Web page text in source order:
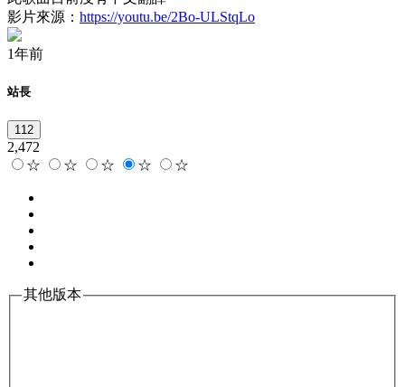
影片來源： https://youtu.be/2Bo-ULStqLo
1年前
站長
112
2,472
☆
☆ ☆ ☆ ☆
其他版本